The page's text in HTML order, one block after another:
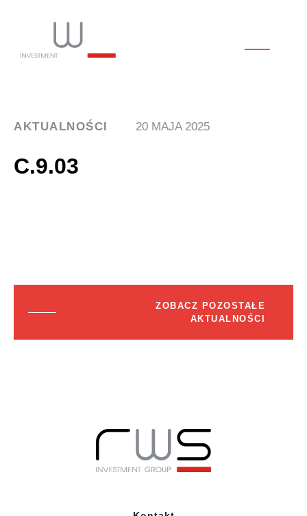
AKTUALNOŚCI 20 MAJA 2025
C.9.03
ZOBACZ POZOSTAŁE
AKTUALNOŚCI